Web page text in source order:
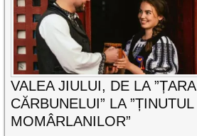
VALEA JIULUI, DE LA ”ȚARA
CĂRBUNELUI” LA ”ȚINUTUL
MOMÂRLANILOR”